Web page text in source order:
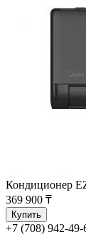
Кондиционер
369 900 ₸
Купить
+7 (708) 942-49-